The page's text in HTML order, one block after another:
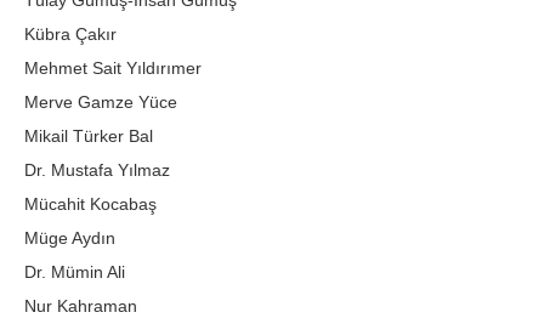
Kübra Çakır
Mehmet Sait Yıldırımer
Merve Gamze Yüce
Mikail Türker Bal
Dr. Mustafa Yılmaz
Mücahit Kocabaş
Müge Aydın
Dr. Mümin Ali
Nur Kahraman